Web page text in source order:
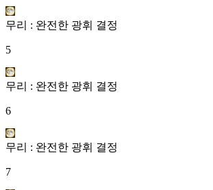
무리 : 완전한 광휘 결정
5
무리 : 완전한 광휘 결정
6
무리 : 완전한 광휘 결정
7